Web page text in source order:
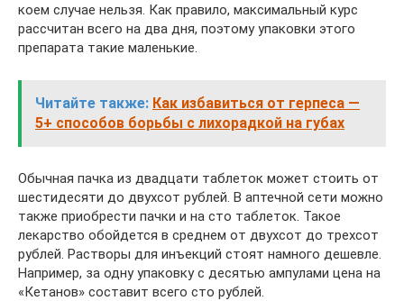
коем случае нельзя. Как правило, максимальный курс
рассчитан всего на два дня, поэтому упаковки этого
препарата такие маленькие.
Читайте также: Как избавиться от герпеса —
5+ способов борьбы с лихорадкой на губах
Обычная пачка из двадцати таблеток может стоить от
шестидесяти до двухсот рублей. В аптечной сети можно
также приобрести пачки и на сто таблеток. Такое
лекарство обойдется в среднем от двухсот до трехсот
рублей. Растворы для инъекций стоят намного дешевле.
Например, за одну упаковку с десятью ампулами цена на
«Кетанов» составит всего сто рублей.